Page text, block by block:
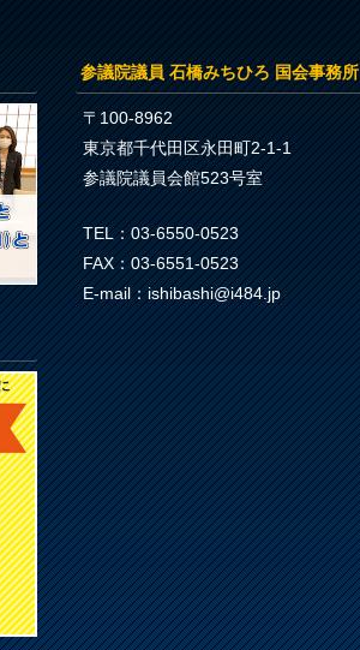
参議院議員 石橋みちひろ 国会事務所
〒100-8962
東京都千代田区永田町2-1-1
参議院議員会館523号室
TEL：03-6550-0523
FAX：03-6551-0523
E-mail：ishibashi@i484.jp